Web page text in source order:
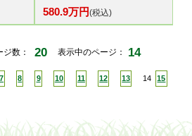
580.9万円(税込)
ジ数： 20 表示中のページ： 14
7 8 9 10 11 12 13 14 15